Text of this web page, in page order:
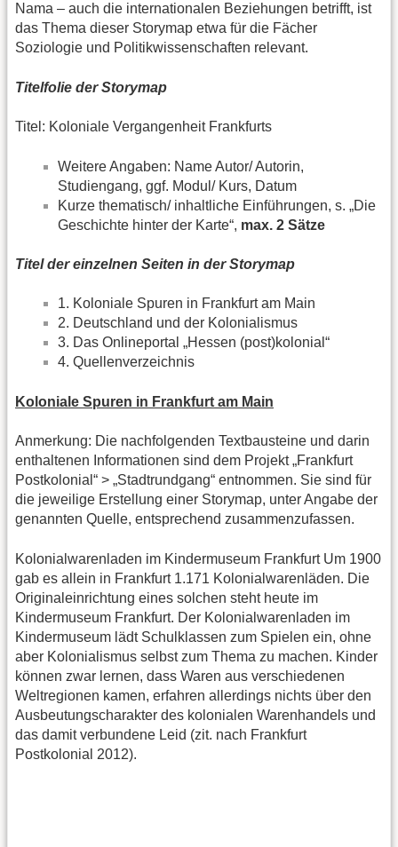
Nama – auch die internationalen Beziehungen betrifft, ist
das Thema dieser Storymap etwa für die Fächer
Soziologie und Politikwissenschaften relevant.
Titelfolie der Storymap
Titel: Koloniale Vergangenheit Frankfurts
Weitere Angaben: Name Autor/ Autorin,
Studiengang, ggf. Modul/ Kurs, Datum
Kurze thematisch/ inhaltliche Einführungen, s. „Die
Geschichte hinter der Karte“, max. 2 Sätze
Titel der einzelnen Seiten in der Storymap
1. Koloniale Spuren in Frankfurt am Main
2. Deutschland und der Kolonialismus
3. Das Onlineportal „Hessen (post)kolonial“
4. Quellenverzeichnis
Koloniale Spuren in Frankfurt am Main
Anmerkung: Die nachfolgenden Textbausteine und darin
enthaltenen Informationen sind dem Projekt „Frankfurt
Postkolonial“ > „Stadtrundgang“ entnommen. Sie sind für
die jeweilige Erstellung einer Storymap, unter Angabe der
genannten Quelle, entsprechend zusammenzufassen.
Kolonialwarenladen im Kindermuseum Frankfurt Um 1900
gab es allein in Frankfurt 1.171 Kolonialwarenläden. Die
Originaleinrichtung eines solchen steht heute im
Kindermuseum Frankfurt. Der Kolonialwarenladen im
Kindermuseum lädt Schulklassen zum Spielen ein, ohne
aber Kolonialismus selbst zum Thema zu machen. Kinder
können zwar lernen, dass Waren aus verschiedenen
Weltregionen kamen, erfahren allerdings nichts über den
Ausbeutungscharakter des kolonialen Warenhandels und
das damit verbundene Leid (zit. nach Frankfurt
Postkolonial 2012).